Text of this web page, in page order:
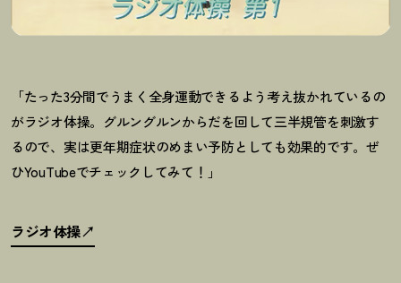
「たった3分間でうまく全身運動できるよう考え抜かれているの
がラジオ体操。グルングルンからだを回して三半規管を刺激す
るので、実は更年期症状のめまい予防としても効果的です。ぜ
ひYouTubeでチェックしてみて ！ 」
ラジオ体操